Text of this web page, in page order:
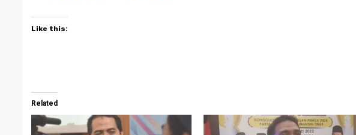
Like this:
Related